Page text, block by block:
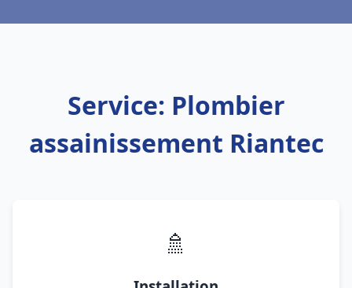
Service: Plombier
assainissement Riantec
🚿